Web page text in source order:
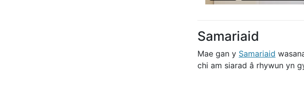
Samariaid
Mae gan y Samariaid
chi am siarad â rhywun yn